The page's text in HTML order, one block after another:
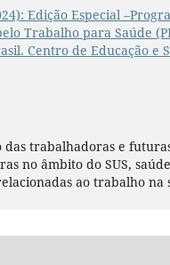
Edição Especial
Trabalho para Saúde
Centro de Educação e
das trabalhadoras e
no âmbito do SUS,
ao trabalho na